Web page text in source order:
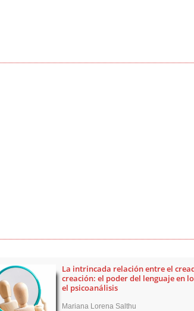
La intrincada relación entre el
creación: el poder del lenguaje en
el psicoanálisis
Mariana Lorena Salthu